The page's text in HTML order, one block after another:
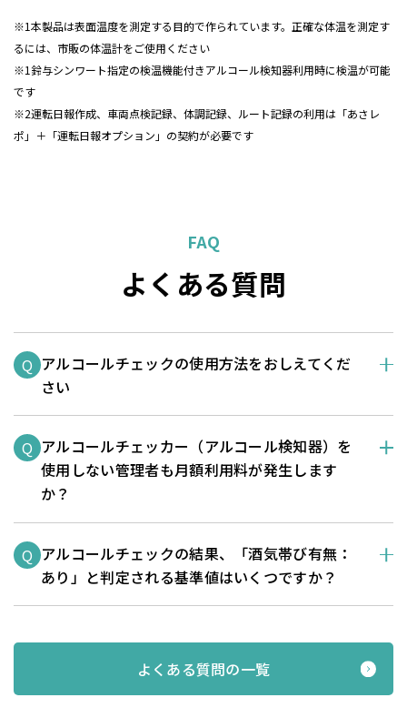
※1本製品は表面温度を測定する目的で作られています。正確な体温を測定す
るには、市販の体温計をご使用ください
※1鈴与シンワート指定の検温機能付きアルコール検知器利用時に検温が可能
です
※2運転日報作成、車両点検記録、体調記録、ルート記録の利用は「あさレ
ポ」＋「運転日報オプション」の契約が必要です
FAQ
よくある質問
Q アルコールチェックの使用方法をおしえてくだ
さい
Q アルコールチェッカー（アルコール検知器）を
使用しない管理者も月額利用料が発生します
か？
Q アルコールチェックの結果、「酒気帯び有無：
あり」と判定される基準値はいくつですか？
よくある質問の一覧